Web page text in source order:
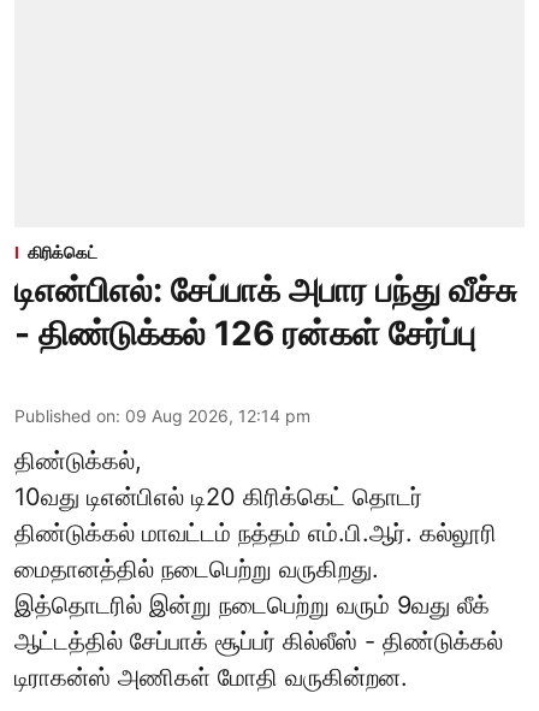
கிரிக்கெட்
டிஎன்பிஎல்: சேப்பாக் அபார பந்து வீச்சு
- திண்டுக்கல் 126 ரன்கள் சேர்ப்பு
Published on: 09 Aug 2026, 12:14 pm
திண்டுக்கல்,
10வது டிஎன்பிஎல் டி20 கிரிக்கெட் தொடர்
திண்டுக்கல் மாவட்டம் நத்தம் எம்.பி.ஆர். கல்லூரி
மைதானத்தில் நடைபெற்று வருகிறது.
இத்தொடரில் இன்று நடைபெற்று வரும் 9வது லீக்
ஆட்டத்தில் சேப்பாக் சூப்பர் கில்லீஸ் - திண்டுக்கல்
டிராகன்ஸ் அணிகள் மோதி வருகின்றன.